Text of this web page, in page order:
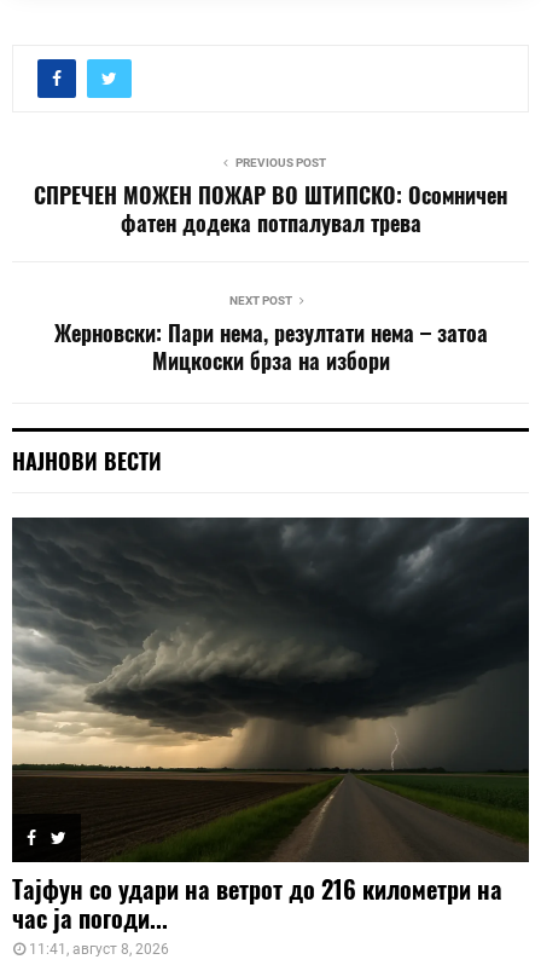
PREVIOUS POST
СПРЕЧЕН МОЖЕН ПОЖАР ВО ШТИПСКО: Осомничен
фатен додека потпалувал трева
NEXT POST
Жерновски: Пари нема, резултати нема – затоа
Мицкоски брза на избори
НАЈНОВИ ВЕСТИ
Тајфун со удари на ветрот до 216 километри на
час ја погоди...
11:41, август 8, 2026